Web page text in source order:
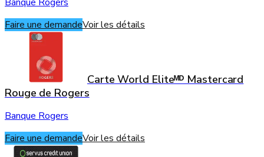
Faire une demandeVoir les détails
Carte World Eliteᴹᴰ Mastercard
Rouge de Rogers
Banque Rogers
Faire une demandeVoir les détails